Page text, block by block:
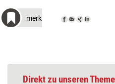
merken
Direkt zu unseren